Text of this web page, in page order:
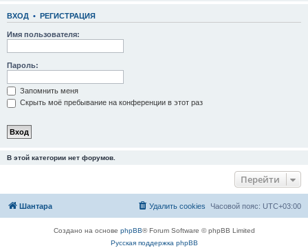
ВХОД • РЕГИСТРАЦИЯ
Имя пользователя:
Пароль:
Запомнить меня
Скрыть моё пребывание на конференции в этот раз
В этой категории нет форумов.
Перейти
Шантара Часовой пояс: UTC+03:00
Удалить cookies
Создано на основе phpBB® Forum Software © phpBB Limited
Русская поддержка phpBB